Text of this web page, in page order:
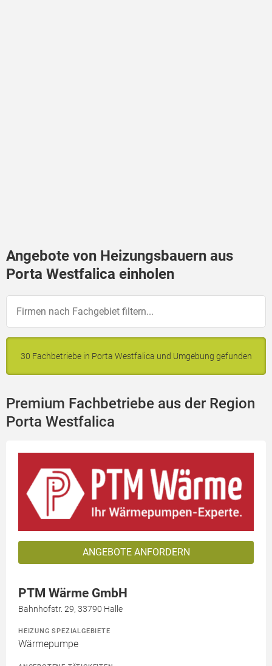
Angebote von Heizungsbauern aus
Porta Westfalica einholen
30 Fachbetriebe in Porta Westfalica und Umgebung gefunden
Premium Fachbetriebe aus der Region
Porta Westfalica
ANGEBOTE ANFORDERN
PTM Wärme GmbH
Bahnhofstr. 29, 33790 Halle
HEIZUNG SPEZIALGEBIETE
Wärmepumpe